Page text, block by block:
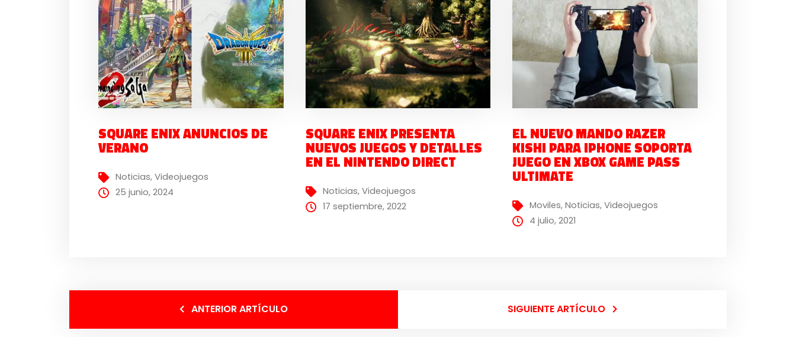
SQUARE ENIX ANUNCIOS DE
VERANO
Noticias,Videojuegos
25 junio, 2024
SQUARE ENIX PRESENTA
NUEVOS JUEGOS Y DETALLES
EN EL NINTENDO DIRECT
Noticias, Videojuegos
17 septiembre, 2022
EL NUEVO MANDO RAZER
KISHI PARA IPHONE SOPORTA
JUEGO EN XBOX GAME PASS
ULTIMATE
Moviles,Noticias,Videojuegos
4 julio, 2021
ANTERIOR ARTÍCULO SIGUIENTE ARTÍCULO